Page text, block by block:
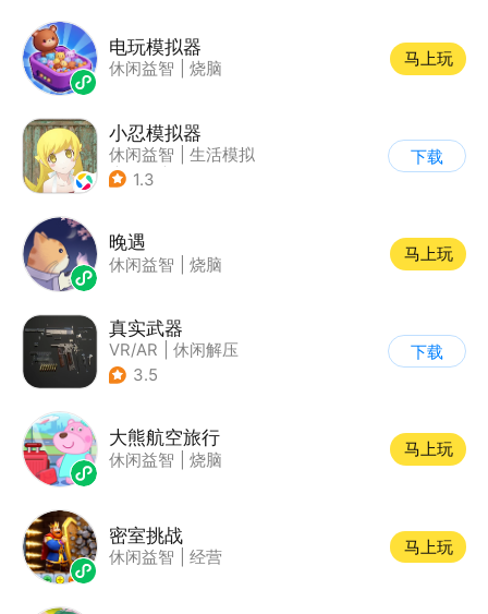
电玩模拟器
休闲益智 烧脑
马上玩
小忍模拟器
休闲益智
生活模拟
| 恋爱
1.3
下载
晚遇
休闲益智 烧脑
马上玩
真实武器
VR/AR
休闲解压
3.5
下载
大熊航空旅行
休闲益智 烧脑
马上玩
密室挑战
休闲益智 经营
马上玩